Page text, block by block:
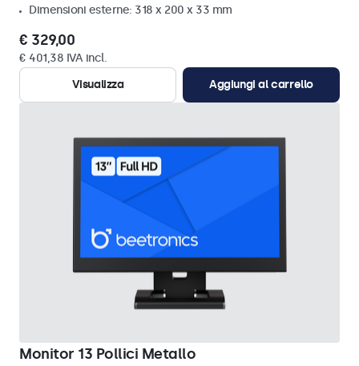
Dimensioni esterne: 318 x 200 x 33 mm
€ 329,00
€ 401,38 IVA incl.
Visualizza
Aggiungi al carrello
Monitor 13 Pollici Metallo